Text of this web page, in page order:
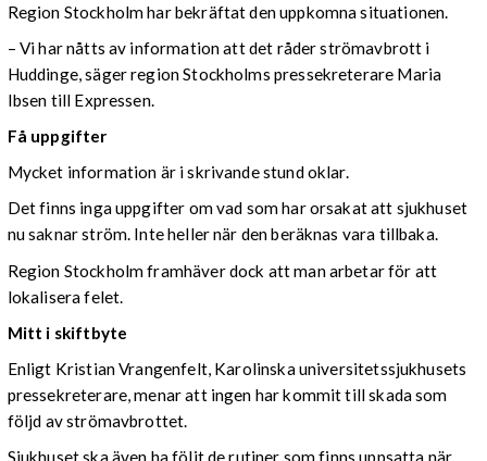
Region Stockholm har bekräftat den uppkomna situationen.
– Vi har nåtts av information att det råder strömavbrott i
Huddinge, säger region Stockholms pressekreterare Maria
Ibsen till Expressen.
Få uppgifter
Mycket information är i skrivande stund oklar.
Det finns inga uppgifter om vad som har orsakat att sjukhuset
nu saknar ström. Inte heller när den beräknas vara tillbaka.
Region Stockholm framhäver dock att man arbetar för att
lokalisera felet.
Mitt i skiftbyte
Enligt Kristian Vrangenfelt, Karolinska universitetssjukhusets
pressekreterare, menar att ingen har kommit till skada som
följd av strömavbrottet.
Sjukhuset ska även ha följt de rutiner som finns uppsatta när